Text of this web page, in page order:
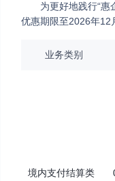
为更好地践行“
优惠期限至2026年12
业务类别
境内支付结算类